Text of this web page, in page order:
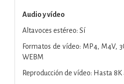
Audio y vídeo
Altavoces estéreo: Sí
Formatos de vídeo: MP4, M4V,
WEBM
Reproducción de vídeo: Hasta 8K